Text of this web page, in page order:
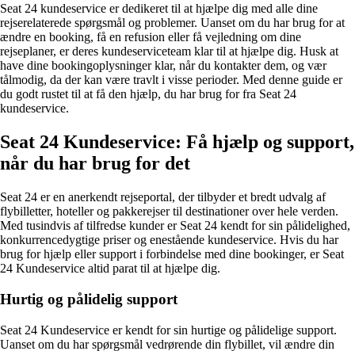
Seat 24 kundeservice er dedikeret til at hjælpe dig med alle dine
rejserelaterede spørgsmål og problemer. Uanset om du har brug for at
ændre en booking, få en refusion eller få vejledning om dine
rejseplaner, er deres kundeserviceteam klar til at hjælpe dig. Husk at
have dine bookingoplysninger klar, når du kontakter dem, og vær
tålmodig, da der kan være travlt i visse perioder. Med denne guide er
du godt rustet til at få den hjælp, du har brug for fra Seat 24
kundeservice.
Seat 24 Kundeservice: Få hjælp og support,
når du har brug for det
Seat 24 er en anerkendt rejseportal, der tilbyder et bredt udvalg af
flybilletter, hoteller og pakkerejser til destinationer over hele verden.
Med tusindvis af tilfredse kunder er Seat 24 kendt for sin pålidelighed,
konkurrencedygtige priser og enestående kundeservice. Hvis du har
brug for hjælp eller support i forbindelse med dine bookinger, er Seat
24 Kundeservice altid parat til at hjælpe dig.
Hurtig og pålidelig support
Seat 24 Kundeservice er kendt for sin hurtige og pålidelige support.
Uanset om du har spørgsmål vedrørende din flybillet, vil ændre din